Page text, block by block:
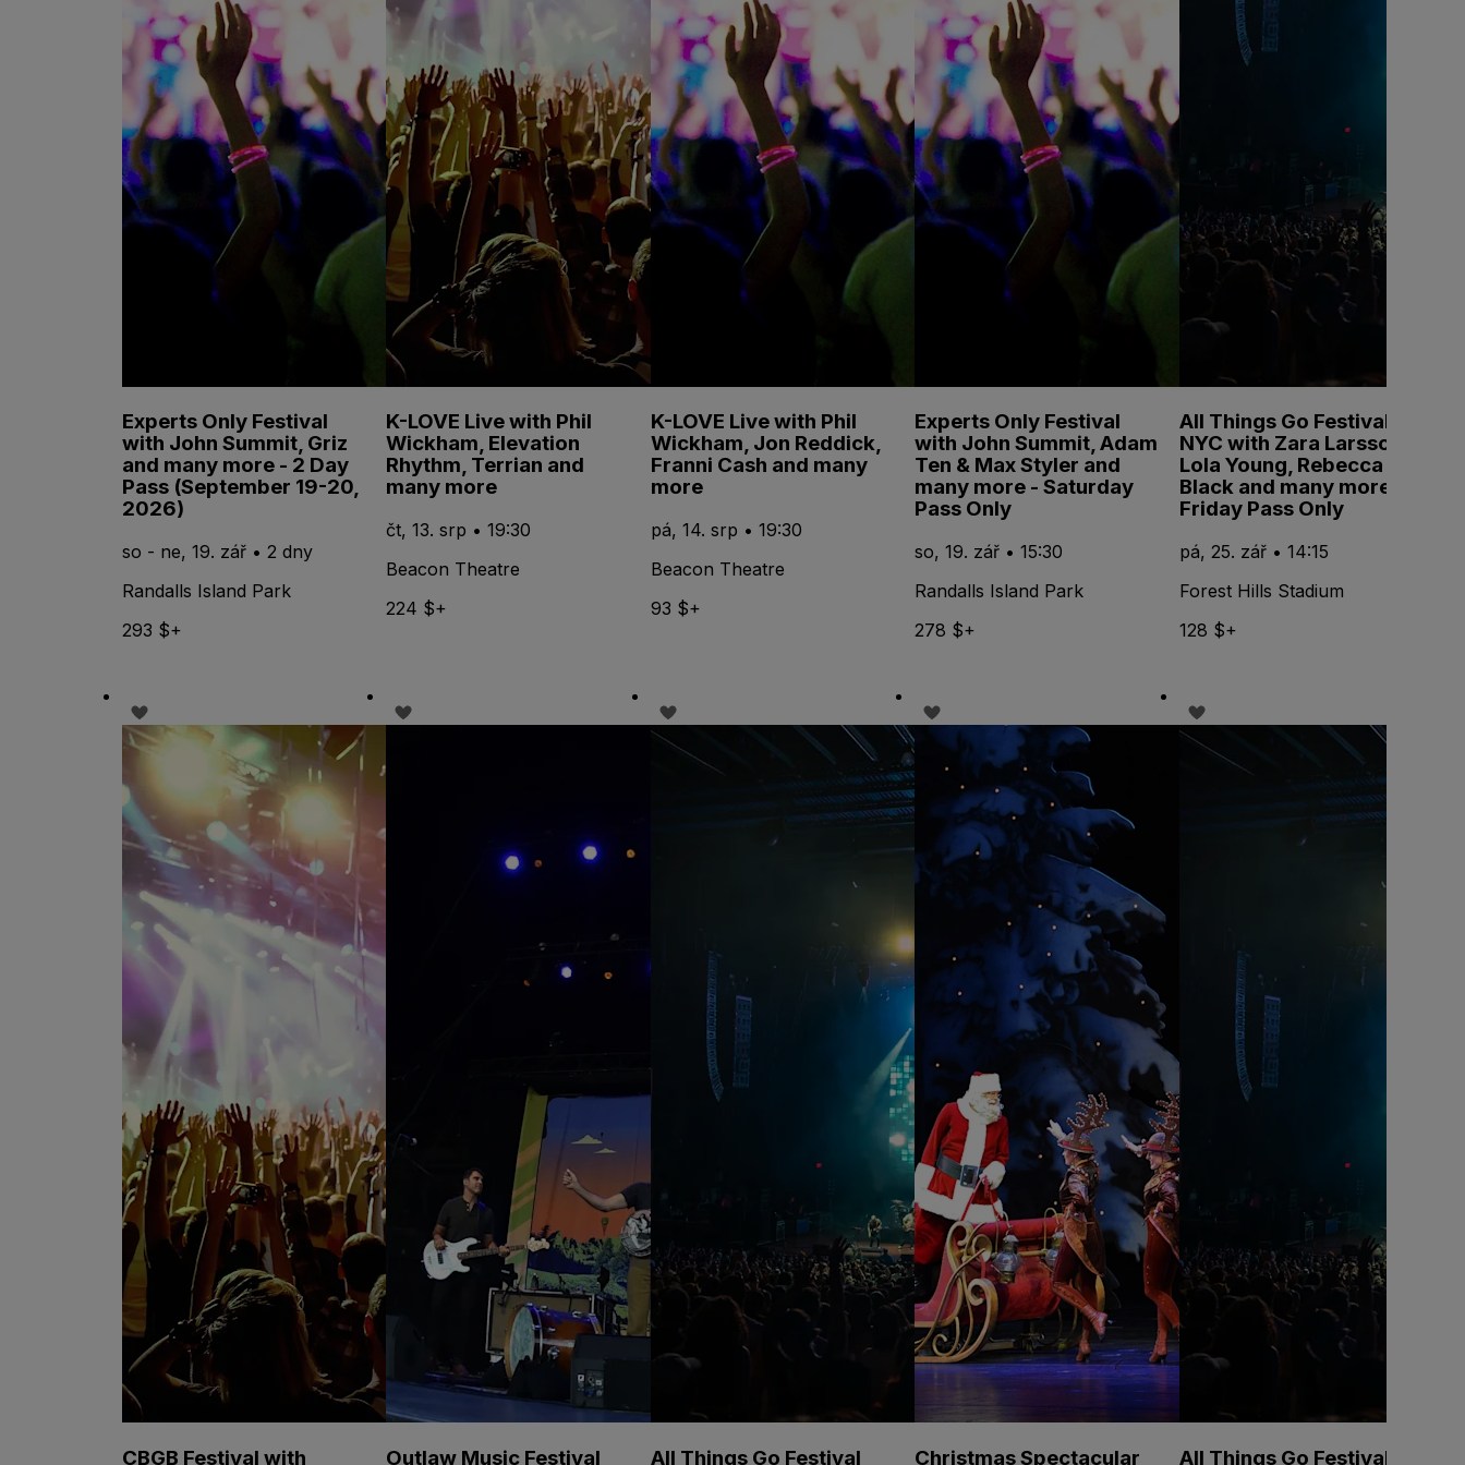
Experts Only Festival
with John Summit, Griz
and many more - 2 Day
Pass (September 19-20,
2026)
so - ne, 19. zář • 2 dny
Randalls Island Park
293 $+
K-LOVE Live with Phil
Wickham, Elevation
Rhythm, Terrian and
many more
čt, 13. srp • 19:30
Beacon Theatre
224 $+
K-LOVE Live with Phil
Wickham, Jon Reddick,
Franni Cash and many
more
pá, 14. srp • 19:30
Beacon Theatre
93 $+
Experts Only Festival
with John Summit, Adam
Ten & Max Styler and
many more - Saturday
Pass Only
so, 19. zář • 15:30
Randalls Island Park
278 $+
All Things Go Festival
NYC with Zara Larsson,
Lola Young, Rebecca
Black and many more -
Friday Pass Only
pá, 25. zář • 14:15
Forest Hills Stadium
128 $+
CBGB Festival with Outlaw Music Festival All Things Go Festival Christmas Spectacular All Things Go Festival